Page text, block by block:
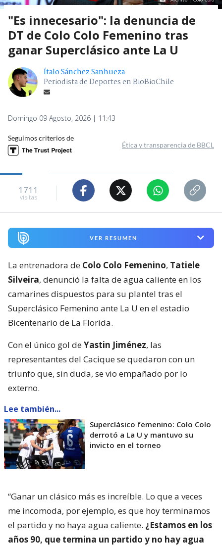
"Es innecesario": la denuncia de
DT de Colo Colo Femenino tras
ganar Superclásico ante La U
Ítalo Sánchez Sanhueza
Periodista de Deportes en BioBioChile
Domingo 09 Agosto, 2026 | 11:43
Seguimos criterios de
Ética y transparencia de BBCL
1711
visitas
VER RESUMEN
La entrenadora de Colo Colo Femenino, Tatiele
Silveira, denunció la falta de agua caliente en los
camarines dispuestos para su plantel tras el
Superclásico Femenino ante La U en el estadio
Bicentenario de La Florida.
Con el único gol deYastin Jiménez, las
representantes del Cacique se quedaron con un
triunfo que, sin duda, se vio empañado por lo
externo.
Lee también...
Superclásico femenino: Colo Colo
derrotó a La U y mantuvo su
invicto en el torneo
“Ganar un clásico más es increíble. Lo que a veces
me incomoda, por ejemplo, es que hoy terminamos
el partido y no haya agua caliente. ¿Estamos en los
años 90, que termina un partido y no hay agua